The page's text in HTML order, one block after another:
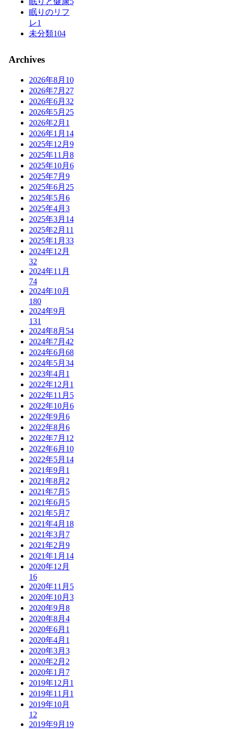
眠りのリフ
レ1
未分類104
Archives
2026年8月 10
2026年7月 27
2026年6月 32
2026年5月 25
2026年2月 1
2026年1月 14
2025年12月 9
2025年11月 8
2025年10月 6
2025年7月 9
2025年6月 25
2025年5月 6
2025年4月 3
2025年3月 14
2025年2月 11
2025年1月 33
2024年12月
32
2024年11月
74
2024年10月
180
2024年9月
131
2024年8月 54
2024年7月 42
2024年6月 68
2024年5月 34
2023年4月 1
2022年12月 1
2022年11月 5
2022年10月 6
2022年9月 6
2022年8月 6
2022年7月 12
2022年6月 10
2022年5月 14
2021年9月 1
2021年8月 2
2021年7月 5
2021年6月 5
2021年5月 7
2021年4月 18
2021年3月 7
2021年2月 9
2021年1月 14
2020年12月
16
2020年11月 5
2020年10月 3
2020年9月 8
2020年8月 4
2020年6月 1
2020年4月 1
2020年3月 3
2020年2月 2
2020年1月 7
2019年12月 1
2019年11月 1
2019年10月
12
2019年9月 19